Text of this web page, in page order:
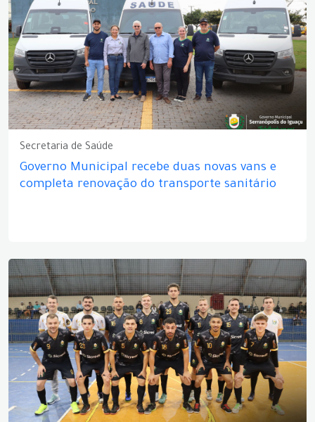
Secretaria de Saúde
Governo Municipal recebe duas novas vans e
completa renovação do transporte sanitário